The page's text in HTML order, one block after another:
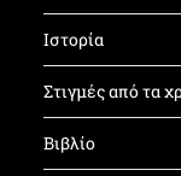
Ιστορία
Στιγμές από τα
Βιβλίο